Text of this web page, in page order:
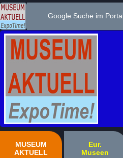
Google Suche im
MUSEUM
AKTUELL
Eur.
Museen